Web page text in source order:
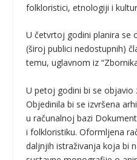
folkloristici, etnologiji i
U četvrtoj godini planira se
(široj publici nedostupnih)
temu, uglavnom iz
U petoj godini bi se objavio
Objedinila bi se izvršena
u računalnoj bazi
i folkloristiku. Oformljena
daljnjih istraživanja koja bi